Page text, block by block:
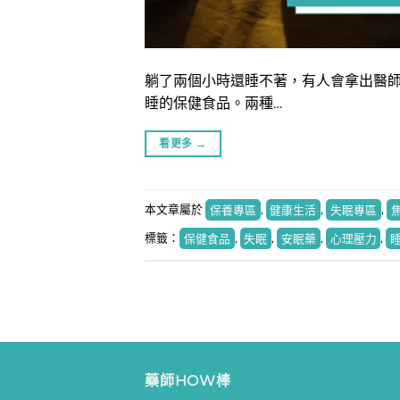
躺了兩個小時還睡不著，有人會拿出醫
睡的保健食品。兩種…
看更多 →
本文章屬於 保養專區 , 健康生活 , 失眠專區 ,
標籤： 保健食品 , 失眠 , 安眠藥 , 心理壓力 ,
藥師HOW棒